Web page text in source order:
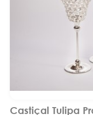
Castiçal Tulipa